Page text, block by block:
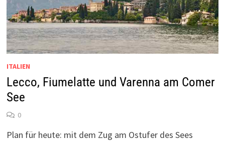
ITALIEN
Lecco, Fiumelatte und Varenna am Comer
See
0
Plan für heute: mit dem Zug am Ostufer des Sees